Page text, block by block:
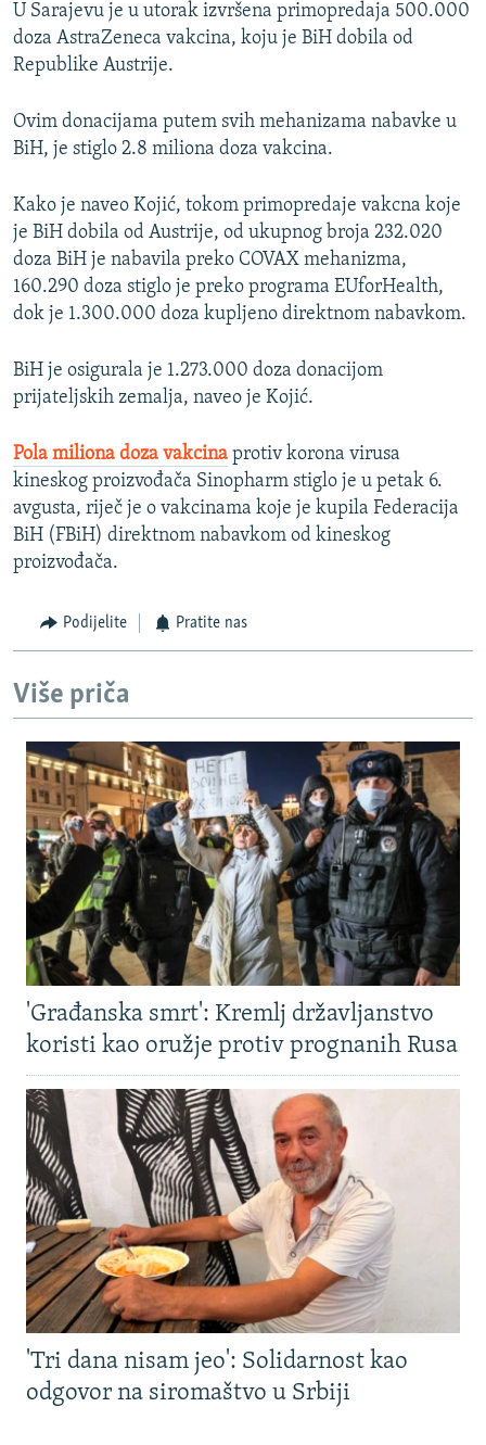
U Sarajevu je u utorak izvršena primopredaja 500.000
doza AstraZeneca vakcina, koju je BiH dobila od
Republike Austrije.
Ovim donacijama putem svih mehanizama nabavke u
BiH, je stiglo 2.8 miliona doza vakcina.
Kako je naveo Kojić, tokom primopredaje vakcna koje
je BiH dobila od Austrije, od ukupnog broja 232.020
doza BiH je nabavila preko COVAX mehanizma,
160.290 doza stiglo je preko programa EUforHealth,
dok je 1.300.000 doza kupljeno direktnom nabavkom.
BiH je osigurala je 1.273.000 doza donacijom
prijateljskih zemalja, naveo je Kojić.
Pola miliona doza vakcina protiv korona virusa
kineskog proizvođača Sinopharm stiglo je u petak 6.
avgusta, riječ je o vakcinama koje je kupila Federacija
BiH (FBiH) direktnom nabavkom od kineskog
proizvođača.
Podijelite Pratite nas
Više priča
'Građanska smrt': Kremlj državljanstvo
koristi kao oružje protiv prognanih Rusa
'Tri dana nisam jeo': Solidarnost kao
odgovor na siromaštvo u Srbiji